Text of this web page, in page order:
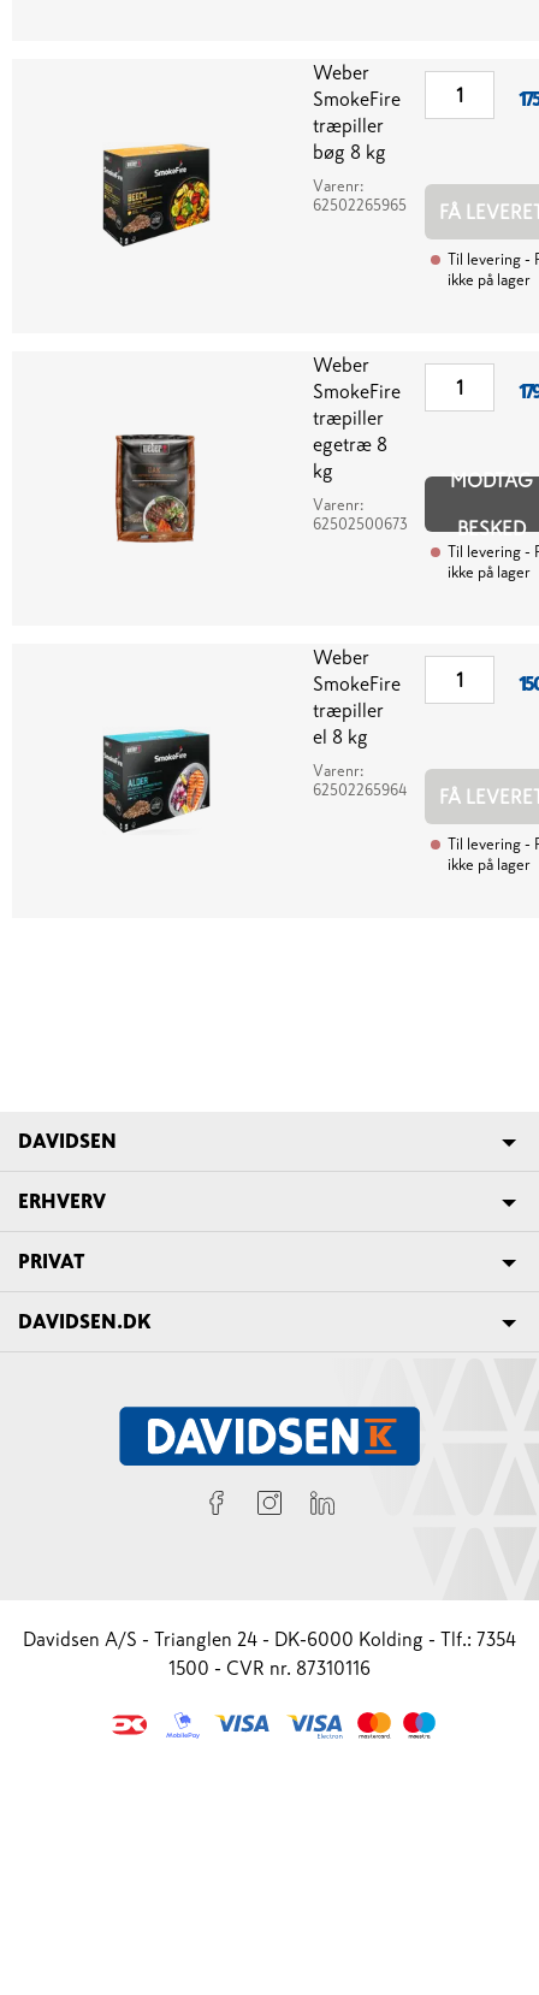
Weber
SmokeFire
træpiller
bøg 8 kg
Varenr:
62502265965
FÅ
Til levering -
ikke på lager
Weber
SmokeFire
træpiller
egetræ 8
kg
Varenr:
62502500673
MODTAG
BESKED
Til levering -
ikke på lager
Weber
SmokeFire
træpiller
el 8 kg
Varenr:
62502265964
FÅ
Til levering -
ikke på lager
DAVIDSEN
ERHVERV
PRIVAT
DAVIDSEN.DK
Davidsen A/S - Trianglen 24 - DK-6000 Kolding - Tlf.: 7354
1500 - CVR nr. 87310116